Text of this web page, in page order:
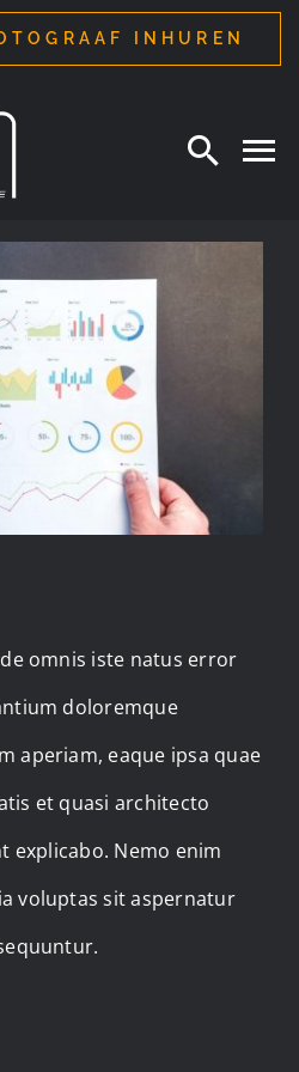
INHUREN
omnis iste natus error
doloremque
aperiam, eaque ipsa quae
et quasi architecto
explicabo. Nemo enim
voluptas sit aspernatur